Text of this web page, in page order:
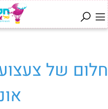
חלום של